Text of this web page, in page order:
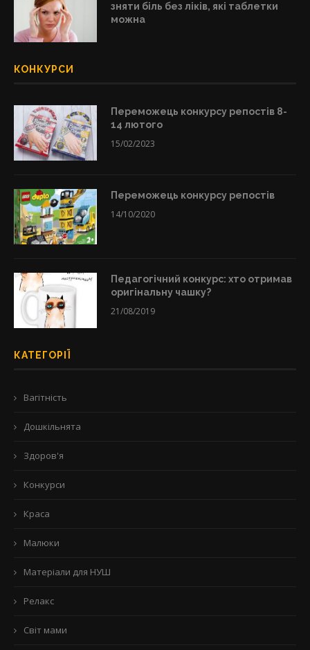
зняти біль без ліків, які таблетки
можна
КОНКУРСИ
Переможець конкурсу репостів 8-
14 лютого
15/02/2023
Переможець конкурсу репостів
14/10/2020
Педагогічний конкурс: хто отримав
оригінальну чашку?
21/08/2019
КАТЕГОРІЇ
Вагітність
Дошкільнята
Здоров'я
Конкурси
Краса
Малюки
Матеріали для НУШ
Релакс
Світ мами